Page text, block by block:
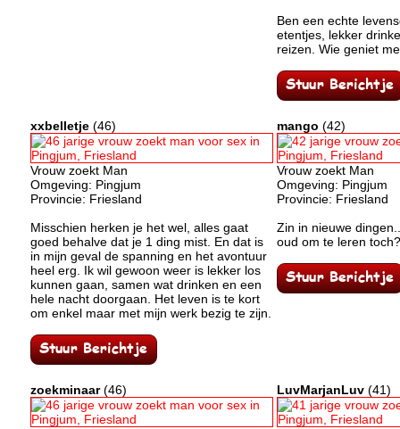
Ben een echte
etentjes, lekker
reizen. Wie geniet
xxbelletje (46)
Vrouw zoekt Man
Omgeving: Pingjum
Provincie: Friesland
Misschien herken je het wel, alles gaat
goed behalve dat je 1 ding mist. En dat is
in mijn geval de spanning en het avontuur
heel erg. Ik wil gewoon weer is lekker los
kunnen gaan, samen wat drinken en een
hele nacht doorgaan. Het leven is te kort
om enkel maar met mijn werk bezig te zijn.
mango (42)
Vrouw zoekt Man
Omgeving: Pingjum
Provincie: Friesland
Zin in nieuwe
oud om te leren toch?
zoekminaar(46) LuvMarjanLuv (41)